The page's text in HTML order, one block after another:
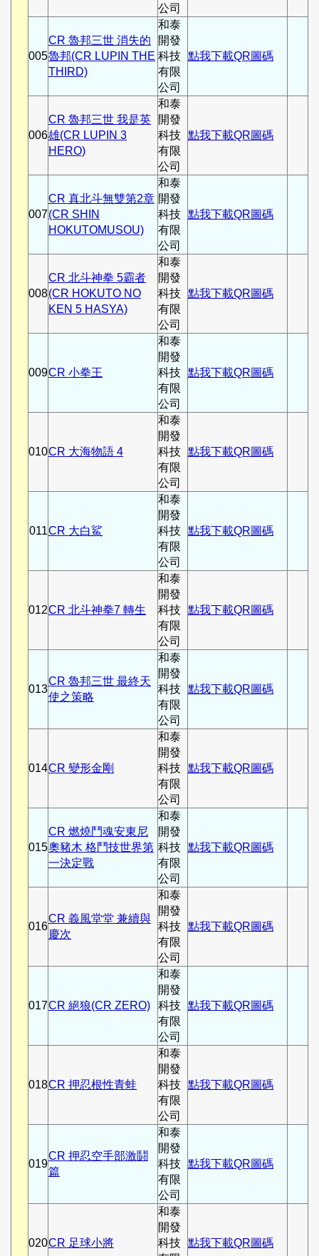
公司
005
CR 魯邦三世 消失的
魯邦(CR LUPIN THE
THIRD)
和泰
開發
科技
有限
公司
點我下載QR圖碼
006
CR 魯邦三世 我是英
雄(CR LUPIN 3
HERO)
和泰
開發
科技
有限
公司
點我下載QR圖碼
007
CR 真北斗無雙第2章
(CR SHIN
HOKUTOMUSOU)
和泰
開發
科技
有限
公司
點我下載QR圖碼
008
CR 北斗神拳 5霸者
(CR HOKUTO NO
KEN 5 HASYA)
和泰
開發
科技
有限
公司
點我下載QR圖碼
009CR 小拳王
和泰
開發
科技
有限
公司
點我下載QR圖碼
010CR 大海物語 4
和泰
開發
科技
有限
公司
點我下載QR圖碼
011CR 大白鯊
和泰
開發
科技
有限
公司
點我下載QR圖碼
012CR 北斗神拳7 轉生
和泰
開發
科技
有限
公司
點我下載QR圖碼
013
CR 魯邦三世 最終天
使之策略
和泰
開發
科技
有限
公司
點我下載QR圖碼
014CR 變形金剛
和泰
開發
科技
有限
公司
點我下載QR圖碼
015
CR 燃燒鬥魂安東尼
奧豬木 格鬥技世界第
一決定戰
和泰
開發
科技
有限
公司
點我下載QR圖碼
016
CR 義風堂堂 兼續與
慶次
和泰
開發
科技
有限
公司
點我下載QR圖碼
017CR 絕狼(CR ZERO)
和泰
開發
科技
有限
公司
點我下載QR圖碼
018CR 押忍根性青蛙
和泰
開發
科技
有限
公司
點我下載QR圖碼
019
CR 押忍空手部激鬪
篇
和泰
開發
科技
有限
公司
點我下載QR圖碼
020CR 足球小將
和泰
開發
科技 點我下載QR圖碼